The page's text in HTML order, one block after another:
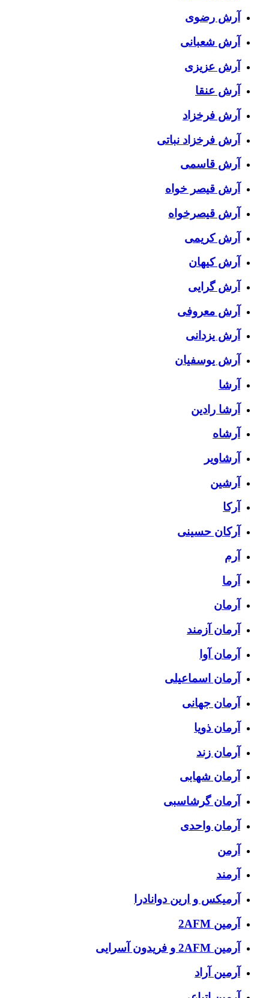
آرش رضوی
آرش شعبانی
آرش عزیزی
آرش عنقا
آرش فرخزاد
آرش فرخزاد نباتی
آرش قاسمی
آرش قیصر خواه
آرش قیصرخواه
آرش کریمی
آرش کیهان
آرش گرایی
آرش معروفی
آرش یزدانی
آرش یوسفیان
آرشا
آرشا رادین
آرشاه
آرشاویر
آرشین
آرکا
آرکان حسینی
آرم
آرما
آرمان
آرمان آزمند
آرمان آوا
آرمان اسماعیلی
آرمان جهانی
آرمان ذویا
آرمان زند
آرمان شهابی
آرمان گرشاسبی
آرمان واحدی
آرمن
آرمند
آرمیکس و ارین دوانادرا
آرمین 2AFM
آرمین 2AFM و فریدون آسرایی
آرمین آراد